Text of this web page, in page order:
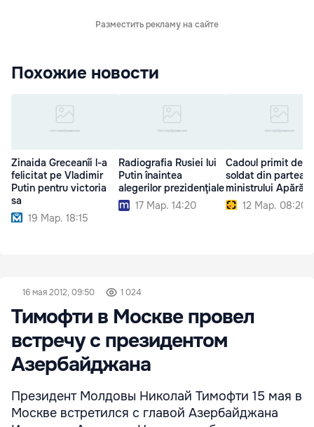
Разместить рекламу на сайте
Похожие новости
Zinaida Greceanîi l-a
felicitat pe Vladimir
Putin pentru victoria
sa
19 Мар. 18:15
Radiografia Rusiei lui
Putin înaintea
alegerilor prezidenţiale
17 Мар. 14:20
Cadoul primit de
soldat din partea
ministrului Apărării
12 Мар. 08:20
16 мая 2012, 09:50 1 024
Тимофти в Москве провел
встречу с президентом
Азербайджана
Президент Молдовы Николай Тимофти 15 мая в
Москве встретился с главой Азербайджана